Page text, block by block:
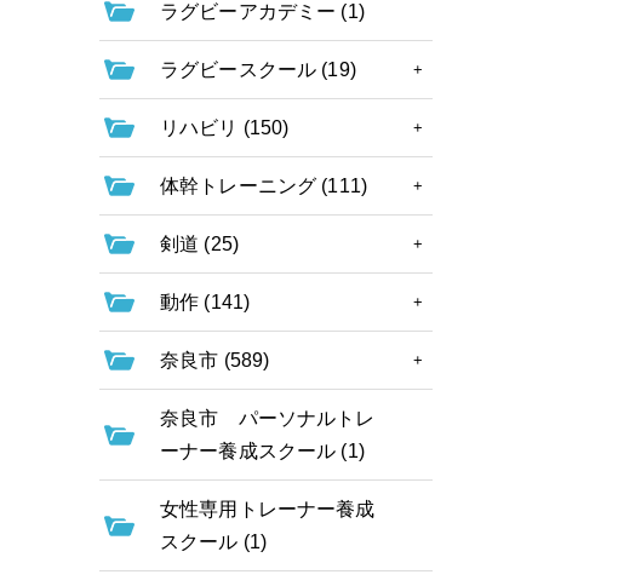
ラグビーアカデミー (1)
ラグビースクール (19)
リハビリ (150)
体幹トレーニング (111)
剣道 (25)
動作 (141)
奈良市 (589)
奈良市 パーソナルトレ
ーナー養成スクール (1)
女性専用トレーナー養成
スクール (1)